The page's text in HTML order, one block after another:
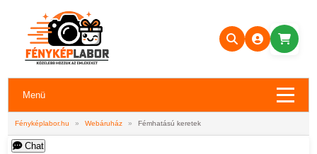
Menü
Fényképlabor.hu » Webáruház » Fémhatású keretek
Chat